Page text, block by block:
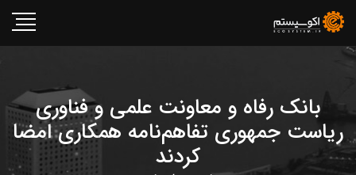
بانک رفاه و معاونت علمی و فناوری
ریاست جمهوری تفاهم‌نامه همکاری امضا
کردند